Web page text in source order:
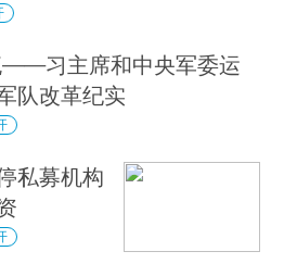
——习主席和中央军委运
队改革纪实
私募机构